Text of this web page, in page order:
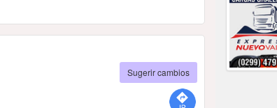
Sugerir cambios